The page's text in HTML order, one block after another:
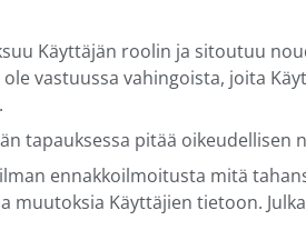
Käyttäjän roolin ja sitoutuu
ole vastuussa vahingoista, joita
tapauksessa pitää oikeudellisen
ennakkoilmoitusta mitä
Käyttäjien tietoon.